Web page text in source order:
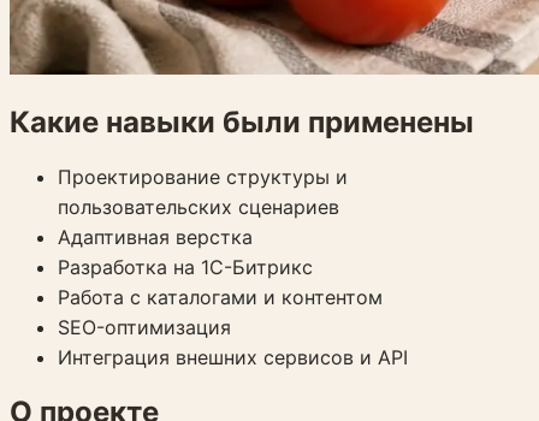
Какие навыки были применены
Проектирование структуры и
пользовательских сценариев
Адаптивная верстка
Разработка на 1С-Битрикс
Работа с каталогами и контентом
SEO-оптимизация
Интеграция внешних сервисов и API
О проекте